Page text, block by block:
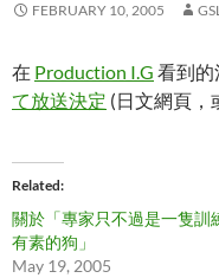
FEBRUARY 10, 2005
在 Production I.G 看到的
て放送決定 (日文網頁，
Related
關於「專家只不過是一隻訓
有素的狗」
May 19, 2005